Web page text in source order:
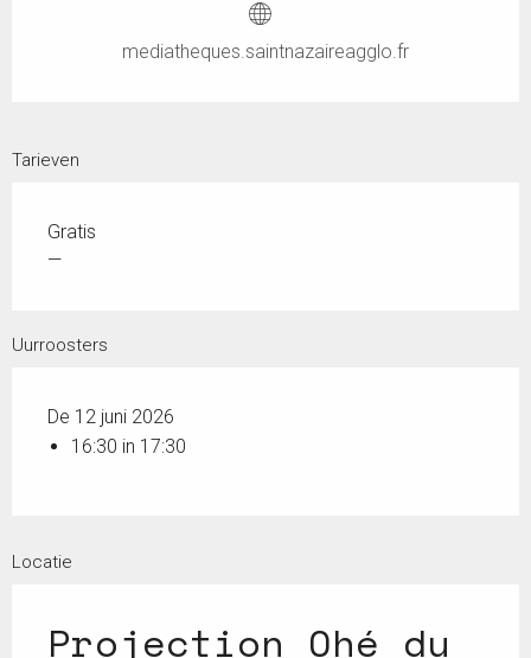
mediatheques.saintnazaireagglo.fr
Tarieven
Gratis
—
Uurroosters
De 12 juni 2026
16:30 in 17:30
Locatie
Projection Ohé du